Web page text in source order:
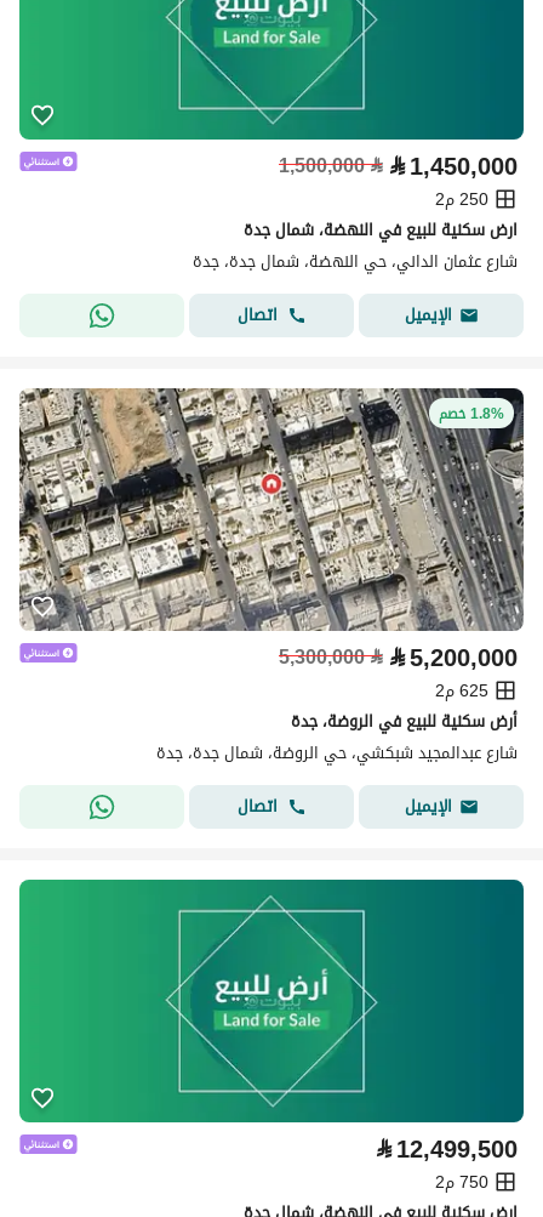
⃁1,450,000
⃁
1,500,000
250 م2
ارض سكنية للبيع في النهضة، شمال جدة
شارع عثمان الداني، حي النهضة، شمال جدة، جدة
الإيميل
اتصال
1.8% خصم
⃁5,200,000
⃁
5,300,000
625 م2
أرض سكنية للبيع في الروضة، جدة
شارع عبدالمجيد شبكشي، حي الروضة، شمال جدة، جدة
الإيميل
اتصال
⃁12,499,500
750 م2